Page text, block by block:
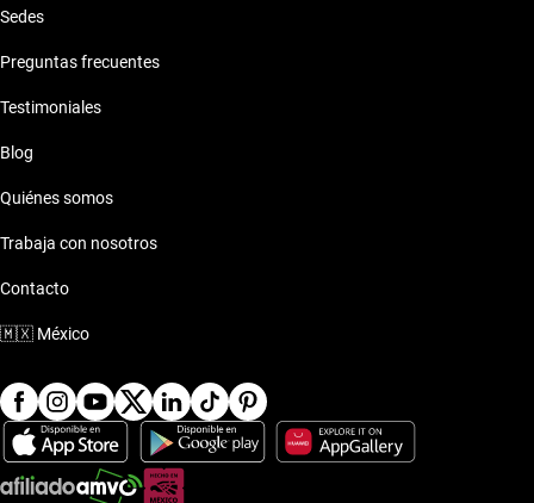
Sedes
Preguntas frecuentes
Testimoniales
Blog
Quiénes somos
Trabaja con nosotros
Contacto
🇲🇽 México